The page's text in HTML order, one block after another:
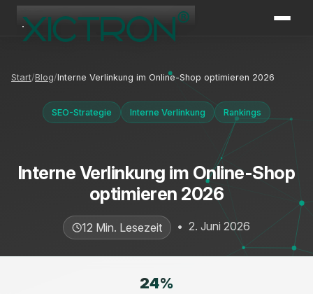
Start Blog Interne Verlinkung im Online-Shop optimieren 2026
SEO-Strategie Interne Verlinkung Rankings
Interne Verlinkung im Online-Shop
optimieren 2026
12 Min. Lesezeit • 2. Juni 2026
24%
XICTRON